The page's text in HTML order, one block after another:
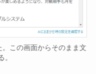
この画面からそのまま文
。